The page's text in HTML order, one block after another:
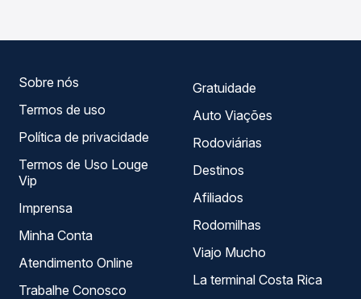
Sobre nós
Termos de uso
Política de privacidade
Termos de Uso Louge
Vip
Imprensa
Minha Conta
Atendimento Online
Trabalhe Conosco
Gratuidade
Auto Viações
Rodoviárias
Destinos
Afiliados
Rodomilhas
Viajo Mucho
La terminal Costa Rica